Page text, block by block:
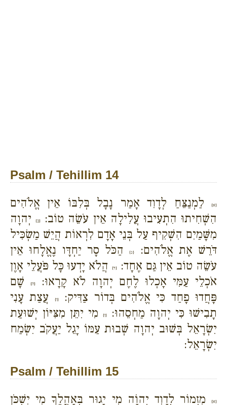
Psalm / Tehillim 14
{א}
לַמְנַצֵּחַ לְדָוִד אָמַר נָבָל בְּלִבּוֹ אֵין אֱלֹהִים
הִשְׁחִיתוּ הִתְעִיבוּ עֲלִילָה אֵין עֹשֵׂה טוֹב:
{ב}יְהוָה
מִשָּׁמַיִם הִשְׁקִיף עַל בְּנֵי אָדָם לִרְאוֹת הֲיֵשׁ מַשְׂכִּיל
דֹּרֵשׁ אֶת אֱלֹהִים:
{ג}הַכֹּל סָר יַחְדָּו נֶאֱלָחוּ אֵין
עֹשֵׂה טוֹב אֵין גַּם אֶחָד:
{ד}
הֲלֹא יָדְעוּ כָּל פֹּעֲלֵי אָוֶן
אֹכְלֵי עַמִּי אָכְלוּ לֶחֶם יְהוָה לֹא קָרָאוּ:
{ה}
שָׁם
פָּחֲדוּ פָחַד כִּי אֱלֹהִים בְּדוֹר צַדִּיק:{ו}
עֲצַת עָנִי
תָבִישׁוּ כִּי יְהוָה מַחְסֵהוּ:
{ז}
מִי יִתֵּן מִצִּיּוֹן יְשׁוּעַת
יִשְׂרָאֵל בְּשׁוּב יְהוָה שְׁבוּת עַמּוֹ יָגֵל יַעֲקֹב יִשְׂמַח
יִשְׂרָאֵל:
Psalm / Tehillim 15
{א} מִזְמוֹר לְדָוִד יְהוָֹה מִי יָגוּר בְּאָהֳלֶךָ מִי יִשְׁכֹּן